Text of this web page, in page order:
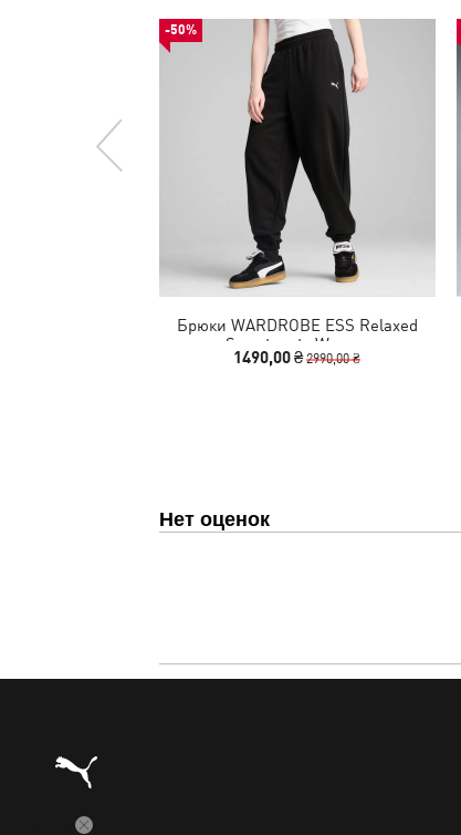
-50%
Брюки WARDROBE ESS Relaxed
Sweatpants Women
1490,00 ₴2990,00 ₴
Нет оценок